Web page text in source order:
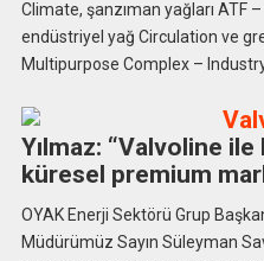
Climate, şanzıman yağları ATF
endüstriyel yağ Circulation ve
Multipurpose Complex –
Yılmaz: “Valvoline ile
küresel premium
OYAK Enerji Sektörü Grup
Müdürümüz Sayın Süleyman